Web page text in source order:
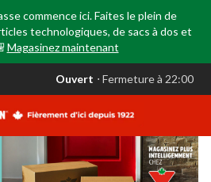
commence ici. Faites le plein de
technologiques, de sacs à dos et
Magasinez maintenant
votre
est
AB,
Ouvert,
Fermeture
Ouvert ⋅ Fermeture à 22:00